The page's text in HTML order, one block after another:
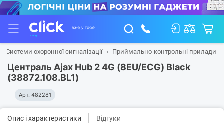
Системи охоронної сигналізації Приймально-контрольні прилади
Централь Ajax Hub 2 4G (8EU/ECG) Black
(38872.108.BL1)
Арт. 482281
Опис і характеристики Відгуки